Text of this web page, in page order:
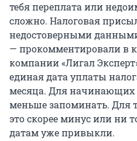
тебя переплата или
сложно. Налоговая
недостоверными
— прокомментировали в
компании «Лигал
единая дата уплаты
месяца. Для начинающих
меньше запоминать. Для
это скорее минус или ни
датам уже привыкли.